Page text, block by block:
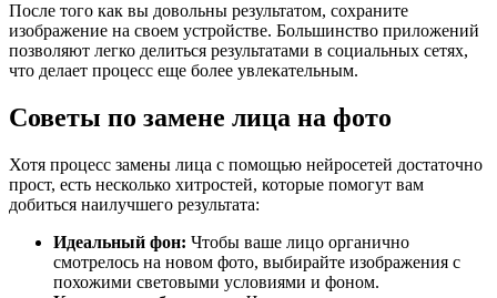
После того как вы довольны результатом, сохраните
изображение на своем устройстве. Большинство приложений
позволяют легко делиться результатами в социальных сетях,
что делает процесс еще более увлекательным.
Советы по замене лица на фото
Хотя процесс замены лица с помощью нейросетей достаточно
прост, есть несколько хитростей, которые помогут вам
добиться наилучшего результата:
Идеальный фон: Чтобы ваше лицо органично
смотрелось на новом фото, выбирайте изображения с
похожими световыми условиями и фоном.